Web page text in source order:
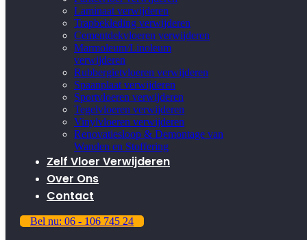
Laminaat verwijderen
Trapbekleding verwijderen
Cementdekvloeren verwijderen
Marmoleum/Linoleum
verwijderen
Rubbergietvloeren verwijderen
Spaanplaat verwijderen
Sportvloeren verwijderen
Tegelvloeren verwijderen
Vinylvloeren verwijderen
Renovatiesloop & Demontage van
Wanden en Stoffering
Zelf Vloer Verwijderen
Over Ons
Contact
Bel nu: 06 - 106 745 24